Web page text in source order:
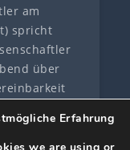
am
spricht
über
Erfahrung